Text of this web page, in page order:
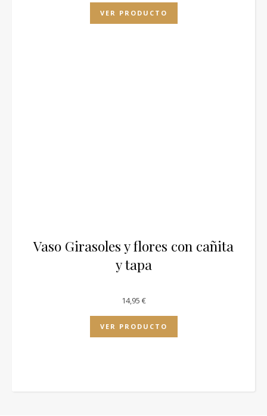
VER PRODUCTO
Vaso Girasoles y flores con cañita
y tapa
14,95 €
VER PRODUCTO